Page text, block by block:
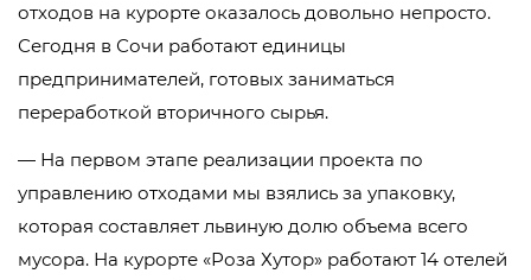
отходов на курорте оказалось довольно непросто.
Сегодня в Сочи работают единицы
предпринимателей, готовых заниматься
переработкой вторичного сырья.
— На первом этапе реализации проекта по
управлению отходами мы взялись за упаковку,
которая составляет львиную долю объема всего
мусора. На курорте «Роза Хутор» работают 14 отелей